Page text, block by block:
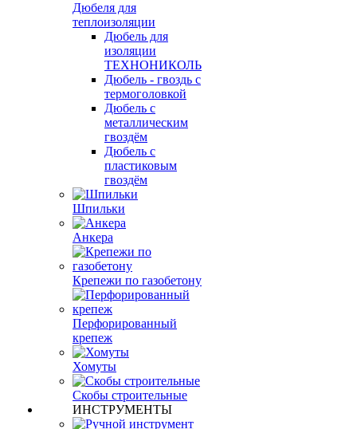
Дюбеля для
теплоизоляции
Дюбель для
изоляции
ТЕХНОНИКОЛЬ
Дюбель - гвоздь с
термоголовкой
Дюбель с
металлическим
гвоздём
Дюбель с
пластиковым
гвоздём
Шпильки
Анкера
Крепежи по газобетону
Перфорированный
крепеж
Хомуты
Скобы строительные
ИНСТРУМЕНТЫ